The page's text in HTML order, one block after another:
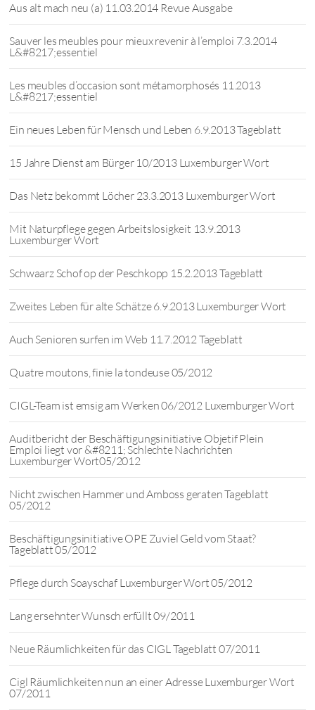
Aus alt mach neu (a) 11.03.2014 Revue Ausgabe
Sauver les meubles pour mieux revenir à l’emploi 7.3.2014
L&#8217;essentiel
Les meubles d’occasion sont métamorphosés 11.2013
L&#8217;essentiel
Ein neues Leben für Mensch und Leben 6.9.2013 Tageblatt
15 Jahre Dienst am Bürger 10/2013 Luxemburger Wort
Das Netz bekommt Löcher 23.3.2013 Luxemburger Wort
Mit Naturpflege gegen Arbeitslosigkeit 13.9.2013
Luxemburger Wort
Schwaarz Schof op der Peschkopp 15.2.2013 Tageblatt
Zweites Leben für alte Schätze 6.9.2013 Luxemburger Wort
Auch Senioren surfen im Web 11.7.2012 Tageblatt
Quatre moutons, finie la tondeuse 05/2012
CIGL-Team ist emsig am Werken 06/2012 Luxemburger Wort
Auditbericht der Beschäftigungsinitiative Objetif Plein
Emploi liegt vor &#8211; Schlechte Nachrichten
Luxemburger Wort05/2012
Nicht zwischen Hammer und Amboss geraten Tageblatt
05/2012
Beschäftigungsinitiative OPE Zuviel Geld vom Staat?
Tageblatt 05/2012
Pflege durch Soayschaf Luxemburger Wort 05/2012
Lang ersehnter Wunsch erfüllt 09/2011
Neue Räumlichkeiten für das CIGL Tageblatt 07/2011
Cigl Räumlichkeiten nun an einer Adresse Luxemburger Wort
07/2011